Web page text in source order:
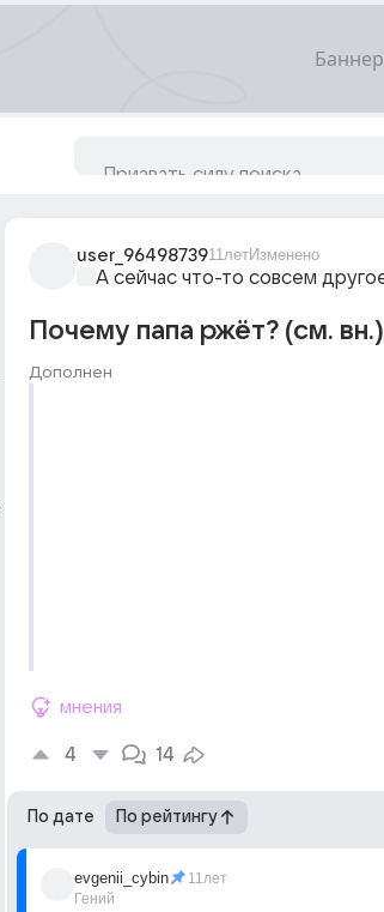
user_9649873911летИзменено
А сейчас что-то совсем
Почему папа ржёт? (см. вн.)
Дополнен
мнения
4 14
По дате По рейтингу
evgenii_cybin
Гений
11лет